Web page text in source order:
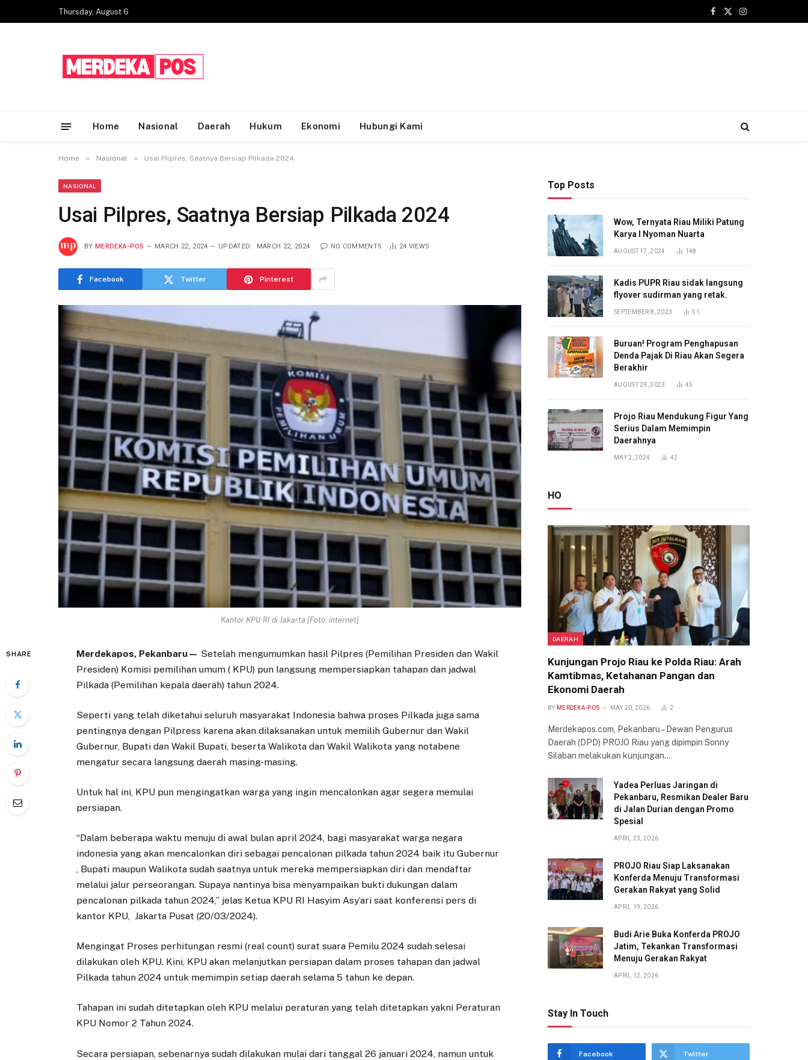
Thursday, August 6
Facebook
X
Instagram
Home Nasional Daerah Hukum Ekonomi Hubungi Kami
Home » Nasional » Usai Pilpres, Saatnya Bersiap Pilkada 2024
NASIONAL
Usai Pilpres, Saatnya Bersiap Pilkada 2024
BY MERDEKA-POS MARCH 22, 2024 UPDATED: MARCH 22, 2024 NO COMMENTS 24 VIEWS
Facebook Twitter Pinterest
Kantor KPU RI di Jakarta [Foto: internet]
SHARE Merdekapos, Pekanbaru— Setelah mengumumkan hasil Pilpres (Pemilihan Presiden dan Wakil
Presiden) Komisi pemilihan umum ( KPU) pun langsung mempersiapkan tahapan dan jadwal
Pilkada (Pemilihan kepala daerah) tahun 2024.
Seperti yang telah diketahui seluruh masyarakat Indonesia bahwa proses Pilkada juga sama
pentingnya dengan Pilpress karena akan dilaksanakan untuk memilih Gubernur dan Wakil
Gubernur, Bupati dan Wakil Bupati, beserta Walikota dan Wakil Walikota yang notabene
mengatur secara langsung daerah masing-masing.
Untuk hal ini, KPU pun mengingatkan warga yang ingin mencalonkan agar segera memulai
persiapan.
“Dalam beberapa waktu menuju di awal bulan april 2024, bagi masyarakat warga negara
indonesia yang akan mencalonkan diri sebagai pencalonan pilkada tahun 2024 baik itu Gubernur
, Bupati maupun Walikota sudah saatnya untuk mereka mempersiapkan diri dan mendaftar
melalui jalur perseorangan. Supaya nantinya bisa menyampaikan bukti dukungan dalam
pencalonan pilkada tahun 2024,” jelas Ketua KPU RI Hasyim Asy’ari saat konferensi pers di
kantor KPU, Jakarta Pusat (20/03/2024).
Mengingat Proses perhitungan resmi (real count) surat suara Pemilu 2024 sudah selesai
dilakukan oleh KPU. Kini, KPU akan melanjutkan persiapan dalam proses tahapan dan jadwal
Pilkada tahun 2024 untuk memimpin setiap daerah selama 5 tahun ke depan.
Tahapan ini sudah ditetapkan oleh KPU melalui peraturan yang telah ditetapkan yakni Peraturan
KPU Nomor 2 Tahun 2024.
Secara persiapan, sebenarnya sudah dilakukan mulai dari tanggal 26 januari 2024, namun untuk
Top Posts
Wow, Ternyata Riau Miliki Patung
Karya I Nyoman Nuarta
AUGUST 17, 2024 148
Kadis PUPR Riau sidak langsung
flyover sudirman yang retak.
SEPTEMBER 8, 2023 51
Buruan! Program Penghapusan
Denda Pajak Di Riau Akan Segera
Berakhir
AUGUST 29, 2023 45
Projo Riau Mendukung Figur Yang
Serius Dalam Memimpin
Daerahnya
MAY 2, 2024 42
HO
DAERAH
Kunjungan Projo Riau ke Polda Riau: Arah
Kamtibmas, Ketahanan Pangan dan
Ekonomi Daerah
BY MERDEKA-POS MAY 20, 2026 2
Merdekapos.com, Pekanbaru – Dewan Pengurus
Daerah (DPD) PROJO Riau yang dipimpin Sonny
Silaban melakukan kunjungan…
Yadea Perluas Jaringan di
Pekanbaru, Resmikan Dealer Baru
di Jalan Durian dengan Promo
Spesial
APRIL 23, 2026
PROJO Riau Siap Laksanakan
Konferda Menuju Transformasi
Gerakan Rakyat yang Solid
APRIL 19, 2026
Budi Arie Buka Konferda PROJO
Jatim, Tekankan Transformasi
Menuju Gerakan Rakyat
APRIL 12, 2026
Stay In Touch
Facebook Twitter